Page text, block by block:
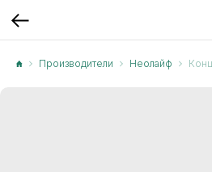
Производители Неолайф